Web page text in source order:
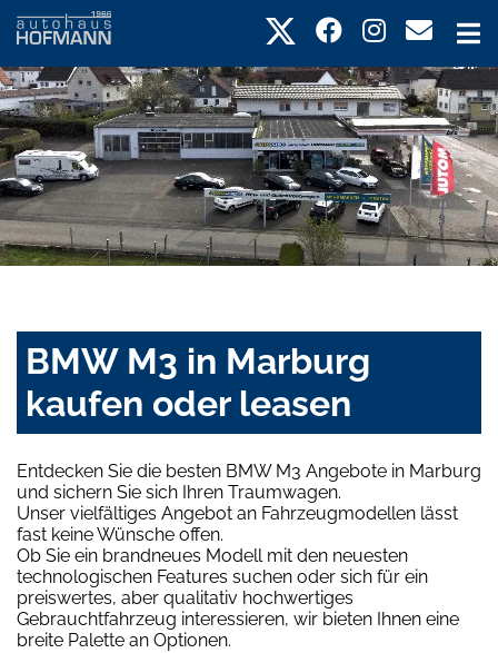
BMW M3 in Marburg
kaufen oder leasen
Entdecken Sie die besten BMW M3 Angebote in Marburg
und sichern Sie sich Ihren Traumwagen.
Unser vielfältiges Angebot an Fahrzeugmodellen lässt
fast keine Wünsche offen.
Ob Sie ein brandneues Modell mit den neuesten
technologischen Features suchen oder sich für ein
preiswertes, aber qualitativ hochwertiges
Gebrauchtfahrzeug interessieren, wir bieten Ihnen eine
breite Palette an Optionen.